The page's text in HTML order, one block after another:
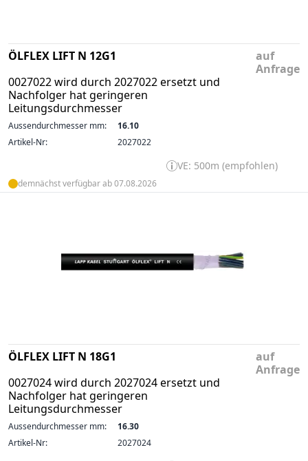
ÖLFLEX LIFT N 12G1
0027022 wird durch 2027022 ersetzt und
Nachfolger hat geringeren
Leitungsdurchmesser
auf
Anfrage
Aussendurchmesser mm:
16.10
Artikel-Nr:
2027022
VE: 500m (empfohlen)
demnächst verfügbar ab 07.08.2026
ÖLFLEX LIFT N 18G1
0027024 wird durch 2027024 ersetzt und
Nachfolger hat geringeren
Leitungsdurchmesser
auf
Anfrage
Aussendurchmesser mm:
16.30
Artikel-Nr:
2027024